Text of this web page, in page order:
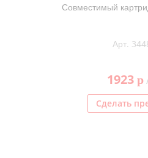
Совместимый
Арт.
1923 p
Сделать